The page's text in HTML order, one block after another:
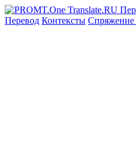
Перевод Контексты Спряжение